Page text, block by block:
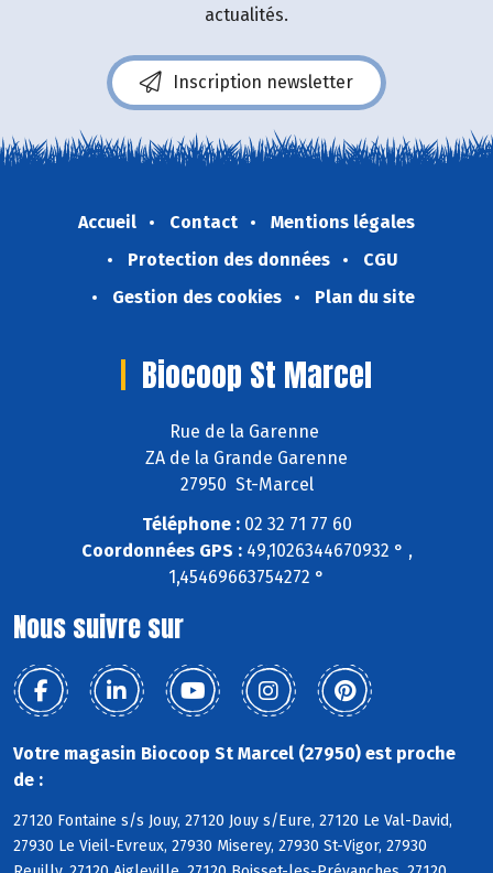
actualités.
Inscription newsletter
Accueil Contact
Mentions légales
Protection des données
CGU
Gestion des cookies
Plan du site
Biocoop St Marcel
Rue de la Garenne
ZA de la Grande Garenne
27950 St-Marcel
Téléphone :02 32 71 77 60
Coordonnées GPS :49,1026344670932 ° ,
1,45469663754272 °
Nous suivre sur
Votre magasin Biocoop St Marcel (27950) est proche
de :
27120 Fontaine s/s Jouy, 27120 Jouy s/Eure, 27120 Le Val-David,
27930 Le Vieil-Evreux, 27930 Miserey, 27930 St-Vigor, 27930